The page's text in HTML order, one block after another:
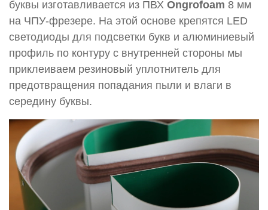
буквы изготавливается из ПВХ Ongrofoam 8 мм
на ЧПУ-фрезере. На этой основе крепятся LED
светодиоды для подсветки букв и алюминиевый
профиль по контуру с внутренней стороны мы
приклеиваем резиновый уплотнитель для
предотвращения попадания пыли и влаги в
середину буквы.